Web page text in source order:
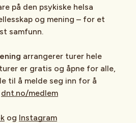
på den psykiske helsa
og mening – for et
samfunn.
arrangerer turer hele
er gratis og åpne for alle,
til å melde seg inn for å
dnt.no/medlem
og Instagram